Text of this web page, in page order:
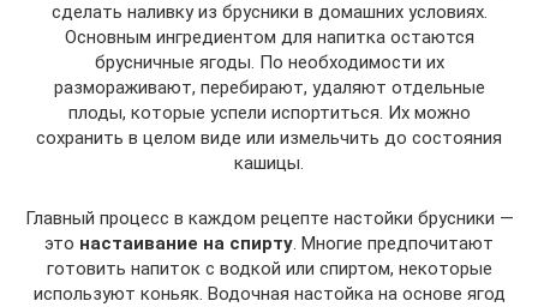
сделать наливку из брусники в домашних условиях.
Основным ингредиентом для напитка остаются
брусничные ягоды. По необходимости их
размораживают, перебирают, удаляют отдельные
плоды, которые успели испортиться. Их можно
сохранить в целом виде или измельчить до состояния
кашицы.
Главный процесс в каждом рецепте настойки брусники —
это настаивание на спирту. Многие предпочитают
готовить напиток с водкой или спиртом, некоторые
используют коньяк. Водочная настойка на основе ягод